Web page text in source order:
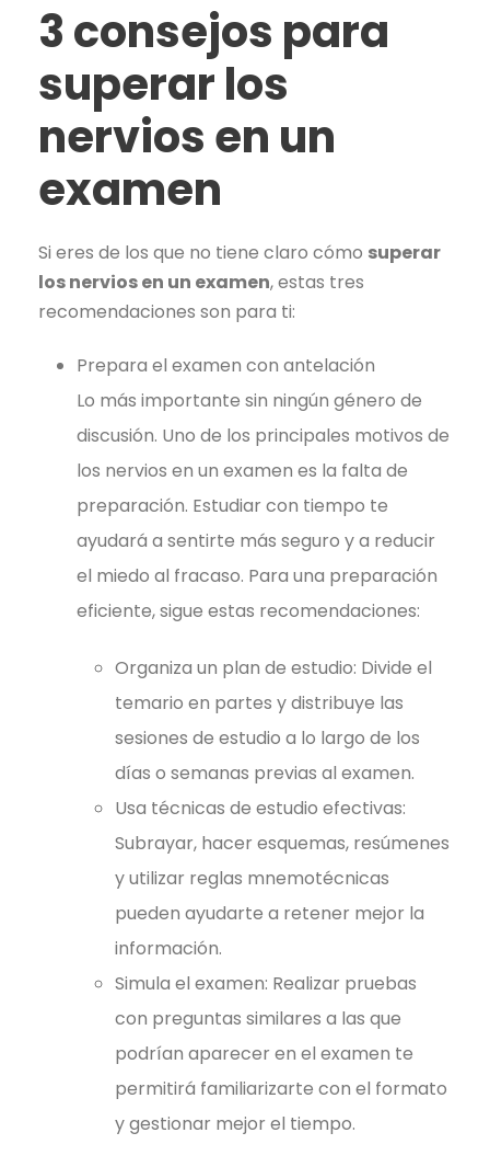
3 consejos para
superar los
nervios en un
examen
Si eres de los que no tiene claro cómo superar
los nervios en un examen, estas tres
recomendaciones son para ti:
Prepara el examen con antelación
Lo más importante sin ningún género de
discusión. Uno de los principales motivos de
los nervios en un examen es la falta de
preparación. Estudiar con tiempo te
ayudará a sentirte más seguro y a reducir
el miedo al fracaso. Para una preparación
eficiente, sigue estas recomendaciones:
Organiza un plan de estudio: Divide el
temario en partes y distribuye las
sesiones de estudio a lo largo de los
días o semanas previas al examen.
Usa técnicas de estudio efectivas:
Subrayar, hacer esquemas, resúmenes
y utilizar reglas mnemotécnicas
pueden ayudarte a retener mejor la
información.
Simula el examen: Realizar pruebas
con preguntas similares a las que
podrían aparecer en el examen te
permitirá familiarizarte con el formato
y gestionar mejor el tiempo.